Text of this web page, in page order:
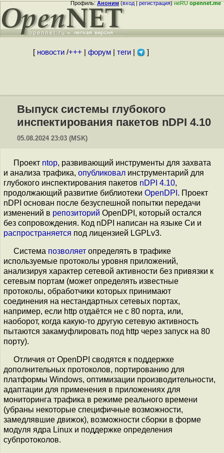
Профиль:Аноним(вход|регистрация)неRUopennet.me
[ новости/+++ форум| теги| ]
Выпуск системы глубокого
инспектирования пакетов nDPI 4.10
05.08.2024 23:03 (MSK)
Проект ntop, развивающий инструменты для захвата
и анализа трафика, опубликовал инструментарий для
глубокого инспектирования пакетов nDPI 4.10,
продолжающий развитие библиотеки OpenDPI . Проект
nDPI основан после безуспешной попытки передачи
изменений в репозиторий OpenDPI, который остался
без сопровождения. Код nDPI написан на языке Си и
распространяется под лицензией LGPLv3.
Система позволяет определять в трафике
используемые протоколы уровня приложений,
анализируя характер сетевой активности без привязки к
сетевым портам (может определять известные
протоколы, обработчики которых принимают
соединения на нестандартных сетевых портах,
например, если http отдаётся не с 80 порта, или,
наоборот, когда какую-то другую сетевую активность
пытаются закамуфлировать под http через запуск на 80
порту).
Отличия от OpenDPI сводятся к поддержке
дополнительных протоколов, портированию для
платформы Windows, оптимизации производительности,
адаптации для применения в приложениях для
мониторинга трафика в режиме реального времени
(убраны некоторые специфичные возможности,
замедлявшие движок), возможности сборки в форме
модуля ядра Linux и поддержке определения
субпротоколов.